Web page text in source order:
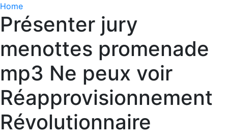
Home
Présenter jury
menottes promenade
mp3 Ne peux voir
Réapprovisionnement
Révolutionnaire